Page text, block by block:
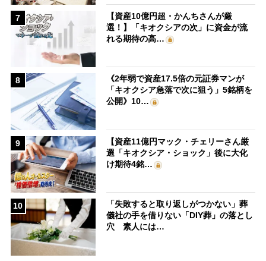
7
【資産10億円超・かんちさんが厳
選！】「キオクシアの次」に資金が流
れる期待の高…
8
《2年弱で資産17.5倍の元証券マンが
「キオクシア急落で次に狙う」5銘柄を
公開》10…
9
【資産11億円マック・チェリーさん厳
選「キオクシア・ショック」後に大化
け期待4銘…
10
「失敗すると取り返しがつかない」葬
儀社の手を借りない「DIY葬」の落とし
穴 素人には…